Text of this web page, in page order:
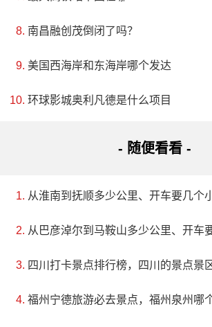
南昌融创茂倒闭了吗？
美国西海岸和东海岸哪个发达
环球影城奥利凡德是什么项目
- 随便看看 -
从淮南到抚顺多少公里、开车要几个
从巴彦淖尔到马鞍山多少公里、开车
四川打卡景点排行榜，四川的景点景
福州宁德旅游必去景点，福州泉州哪